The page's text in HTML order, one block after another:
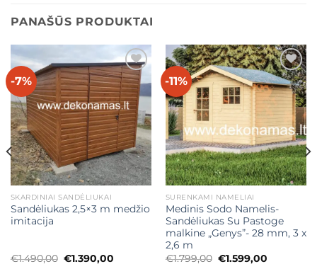
PANAŠŪS PRODUKTAI
-7% Mėgstamiausias
SKARDINIAI SANDĖLIUKAI
Sandėliukas 2,5×3 m medžio
imitacija
€1.490,00 Original
€1.390,00Current
-11% Mėgstamiausias
SURENKAMI NAMELIAI
Medinis Sodo Namelis-
Sandėliukas Su Pastoge
malkine „Genys”- 28 mm, 3 x
2,6 m
€1.799,00 Original
€1.599,00Current